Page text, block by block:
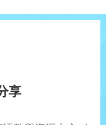
享